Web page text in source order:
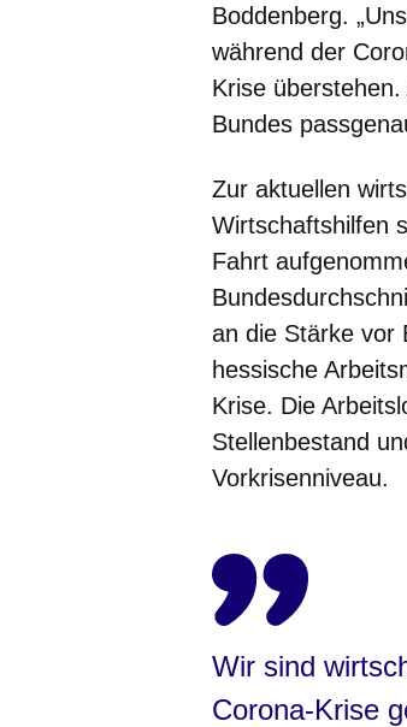
Boddenberg.
während der
Krise
Bundes
Zur aktuellen
Wirtschaftshilfen
Fahrt
an die Stärke vor
hessische
Krise. Die
Stellenbestand
Vorkrisenniveau.
Wir sind
Corona-Krise